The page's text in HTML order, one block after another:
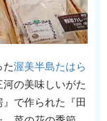
渥美半島たはら
の美味しいがた
で作られた『田